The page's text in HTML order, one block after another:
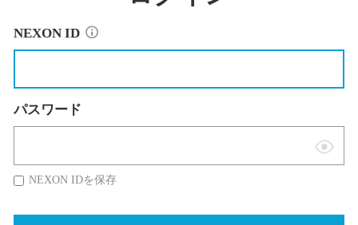
NEXON ID
パスワード
表
替
NEXON IDを保存